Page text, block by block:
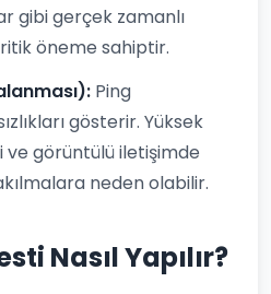
gibi gerçek zamanlı
öneme sahiptir.
Ping
gösterir. Yüksek
ve görüntülü iletişimde
neden olabilir.
Nasıl Yapılır?